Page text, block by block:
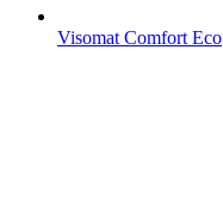
Visomat Comfort Eco